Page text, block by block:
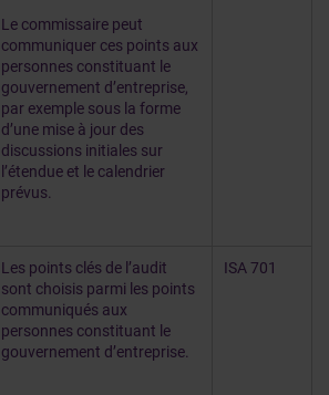
Le commissaire peut
communiquer ces points aux
personnes constituant le
gouvernement d’entreprise,
par exemple sous la forme
d’une mise à jour des
discussions initiales sur
l’étendue et le calendrier
prévus.
Les points clés de l’audit
sont choisis parmi les points
communiqués aux
personnes constituant le
gouvernement d’entreprise.
ISA 701